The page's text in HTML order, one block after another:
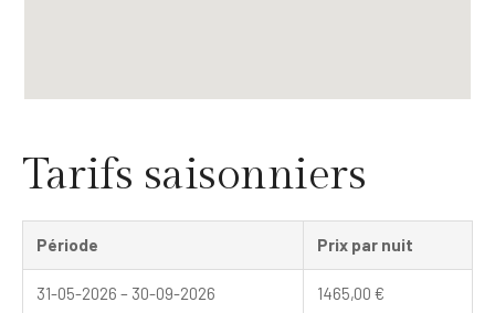
Tarifs saisonniers
Période Prix par nuit
31-05-2026 – 30-09-2026 1465,00 €